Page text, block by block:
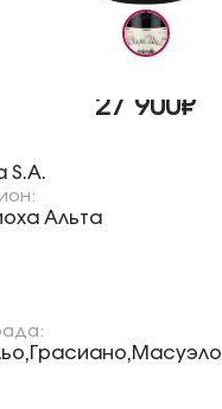
27 900₽
S.A.
Альта
,Грасиано,Масуэло